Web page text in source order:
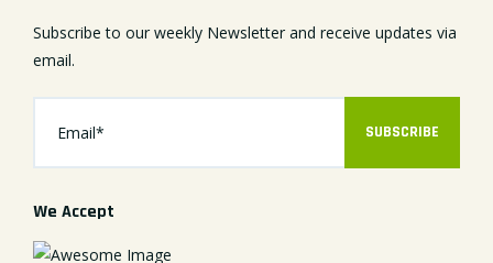
Subscribe to our weekly Newsletter and receive updates via
email.
SUBSCRIBE
We Accept